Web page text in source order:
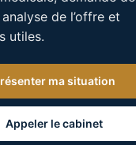
de l’offre et
utiles.
ma situation
Appeler le cabinet